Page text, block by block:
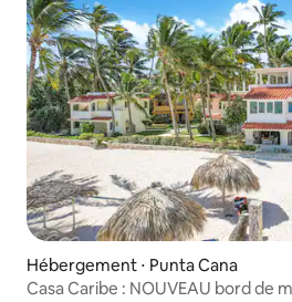
Hébergement ⋅ Punta Cana
Casa Caribe : NOUVEAU bord de